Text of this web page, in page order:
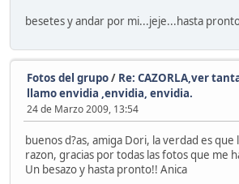
besetes y andar por mi...jeje...hasta
Fotos del grupo/ Re: CAZORLA,ver
llamo envidia ,envidia, envidia.
24 de Marzo 2009, 13:54
buenos d?as, amiga Dori, la verdad es
razon, gracias por todas las fotos que me
Un besazo y hasta pronto!! Anica